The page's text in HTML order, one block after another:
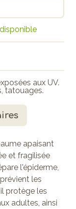
aux UV.
tatouages.
apaisant
et fragilisée
l'épiderme,
les
protège les
adultes, ainsi